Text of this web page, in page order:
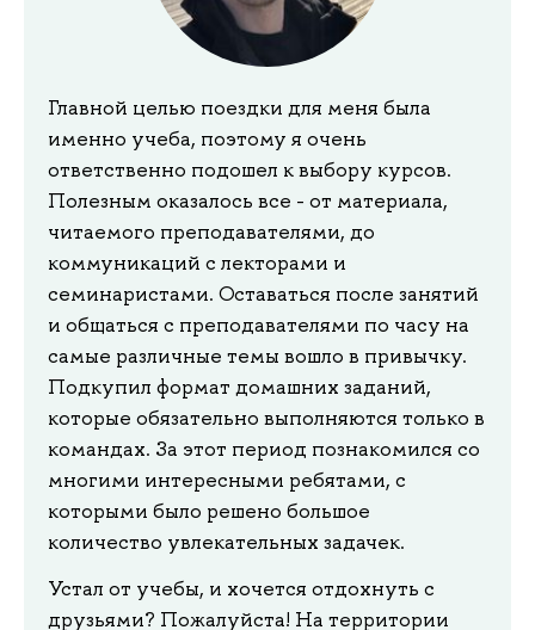
Главной целью поездки для меня была
именно учеба, поэтому я очень
ответственно подошел к выбору курсов.
Полезным оказалось все - от материала,
читаемого преподавателями, до
коммуникаций с лекторами и
семинаристами. Оставаться после занятий
и общаться с преподавателями по часу на
самые различные темы вошло в привычку.
Подкупил формат домашних заданий,
которые обязательно выполняются только в
командах. За этот период познакомился со
многими интересными ребятами, с
которыми было решено большое
количество увлекательных задачек.
Устал от учебы, и хочется отдохнуть с
друзьями? Пожалуйста! На территории